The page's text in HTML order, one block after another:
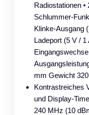
Radiostationen
Schlummer-
Klinke-Ausgang
Ladeport (5 V / 1
mm Gewicht
Kontrastreiches
und Display-
240 MHz (10